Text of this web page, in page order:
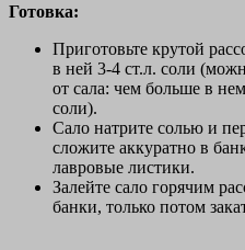
Готовка:
Приготовьте крутой
в ней 3-4 ст.л. соли
от сала: чем больше в
соли).
Сало натрите солью и
сложите аккуратно в
лавровые листики.
Залейте сало горячим
банки, только потом